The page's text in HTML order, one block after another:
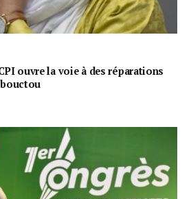
ouvre la voie à des réparations